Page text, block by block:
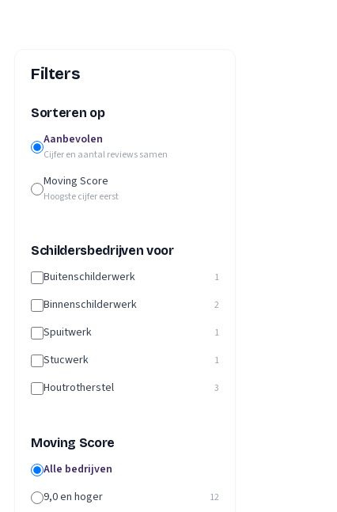
Filters
Sorteren op
Aanbevolen
Cijfer en aantal reviews samen
Moving Score
Hoogste cijfer eerst
Schildersbedrijven voor
Buitenschilderwerk 1
Binnenschilderwerk 2
Spuitwerk 1
Stucwerk 1
Houtrotherstel 3
Moving Score
Alle bedrijven
9,0 en hoger
12